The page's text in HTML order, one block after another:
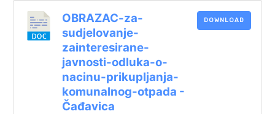
OBRAZAC-za-
sudjelovanje-
zainteresirane-
javnosti-odluka-o-
nacinu-prikupljanja-
komunalnog-otpada -
Čađavica
DOWNLOAD